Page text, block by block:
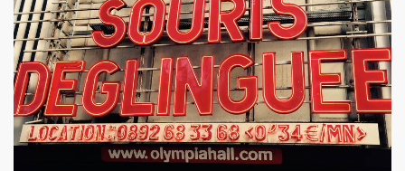
EP quatre titres (2023) : chronique detaillee.
THOURY en power rock n roll trio, premiers concerts
trio improvise le 6 janvier 2024 a Rock Paradise) :
"AJASPHERE" le 7 septembre 2023 a la Chapelle